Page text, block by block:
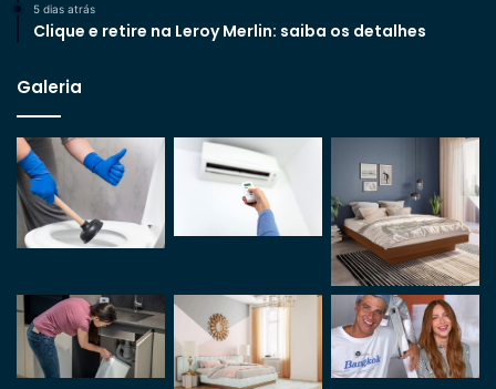
5 dias atrás
Clique e retire na Leroy Merlin: saiba os detalhes
Galeria